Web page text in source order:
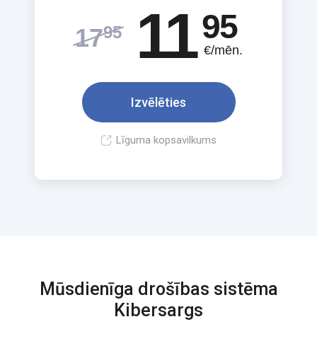
1795 1195
€/mēn.
Izvēlēties
Līguma kopsavilkums
Mūsdienīga drošības sistēma
Kibersargs